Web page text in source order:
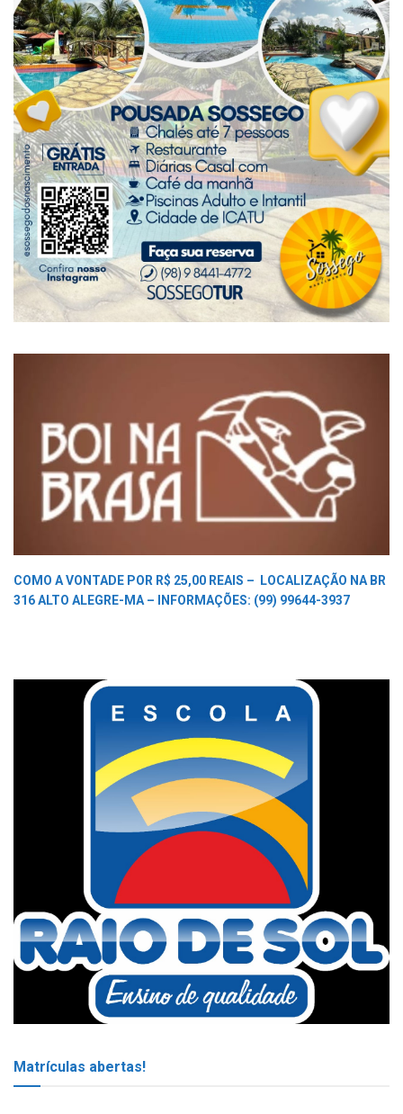
COMO A VONTADE POR R$ 25,00 REAIS –
LOCALIZAÇÃO NA BR
316 ALTO ALEGRE-MA –
INFORMAÇÕES: (99) 99644-3937
Matrículas abertas!